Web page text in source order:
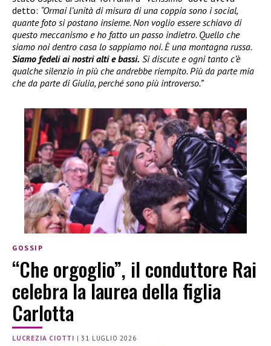
detto: “Ormai l’unità di misura di una coppia sono i social,
quante foto si postano insieme. Non voglio essere schiavo di
questo meccanismo e ho fatto un passo indietro. Quello che
siamo noi dentro casa lo sappiamo noi. È una montagna russa.
Siamo fedeli ai nostri alti e bassi. Si discute e ogni tanto c’è
qualche silenzio in più che andrebbe riempito. Più da parte mia
che da parte di Giulia, perché sono più introverso.”
GOSSIP
“Che orgoglio”, il conduttore Rai
celebra la laurea della figlia
Carlotta
LUCREZIA CIOTTI |31 LUGLIO 2026